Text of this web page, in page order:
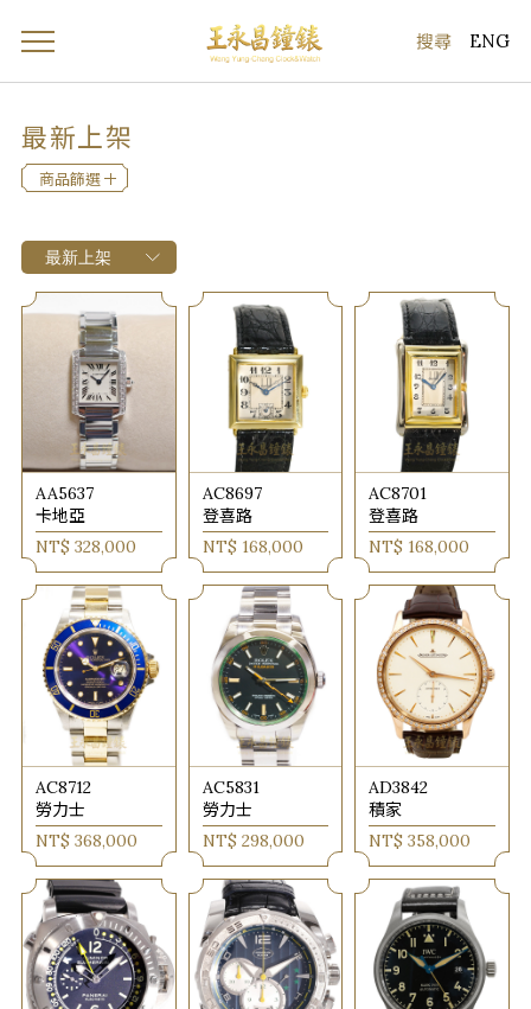
ENG
最新上架
商品篩選
AA5637
卡地亞
NT$ 328,000
AC8697
登喜路
NT$ 168,000
AC8701
登喜路
NT$ 168,000
AC8712
勞力士
NT$ 368,000
AC5831
勞力士
NT$ 298,000
AD3842
積家
NT$ 358,000